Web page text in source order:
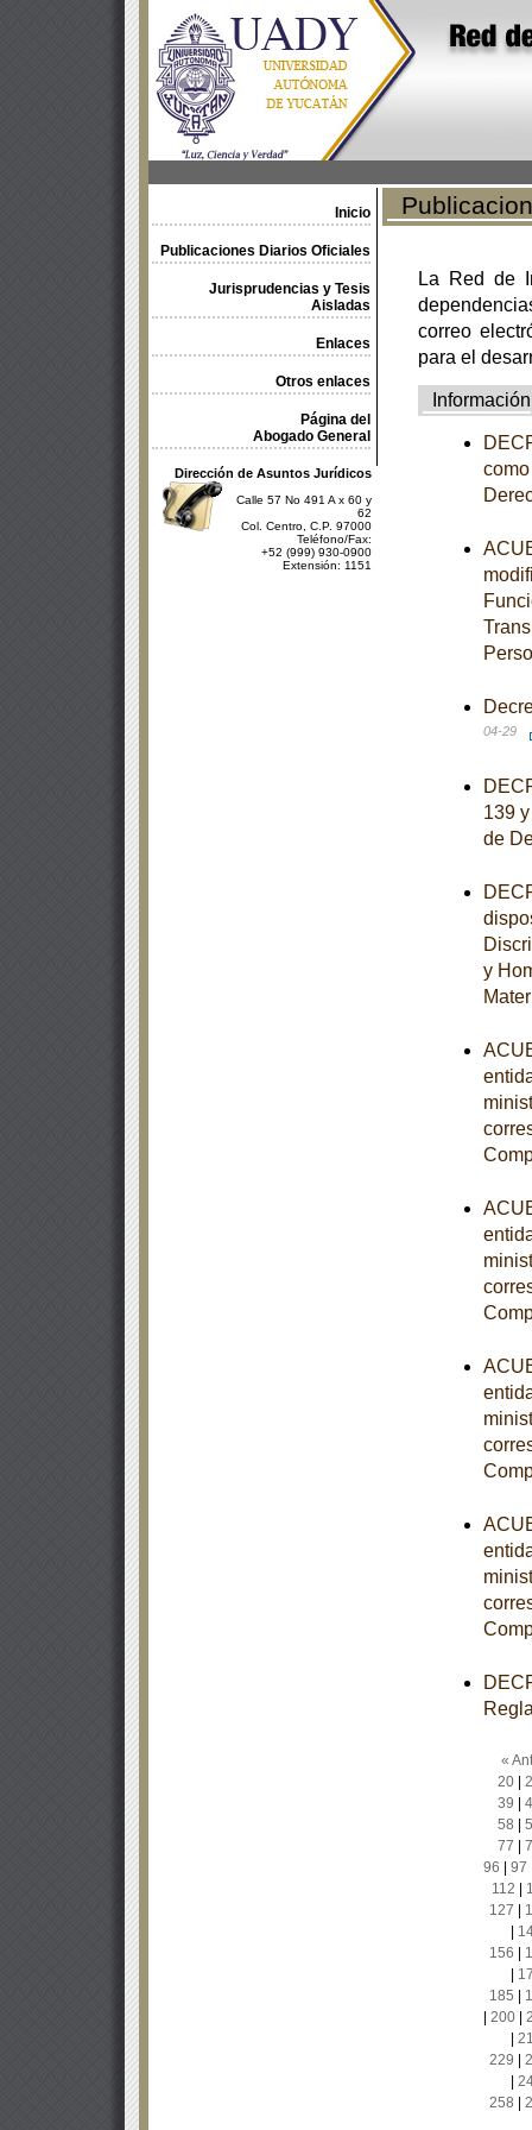
Inicio
Publicaciones Diarios Oficiales
Jurisprudencias y Tesis
Aisladas
Enlaces
Otros enlaces
Página del
Abogado General
Dirección de Asuntos Jurídicos
Calle 57 No 491 A x 60 y
62
Col. Centro, C.P. 97000
Teléfono/Fax:
+52 (999) 930-0900
Extensión: 1151
La Red de
correo
para el
Información
04-29
139
de
y
«
20|
39
58
77
96
97
112
127
156
185
200|
229
258